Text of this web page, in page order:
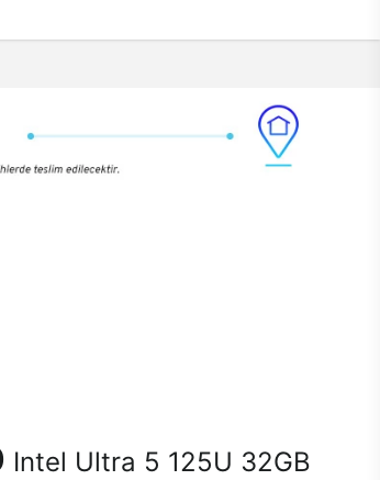
Intel Ultra 5 125U 32GB